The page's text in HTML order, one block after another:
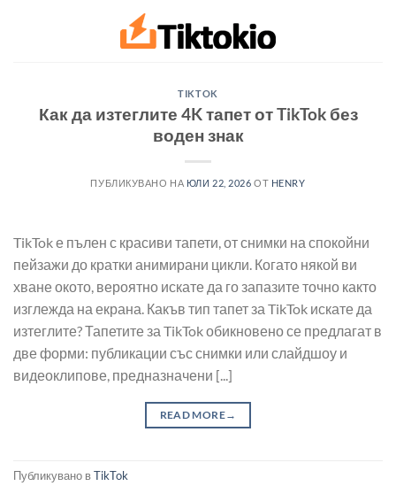
TIKTOK
Как да изтеглите 4K тапет от TikTok без
воден знак
ПУБЛИКУВАНО НА ЮЛИ 22, 2026 ОТ HENRY
TikTok е пълен с красиви тапети, от снимки на спокойни
пейзажи до кратки анимирани цикли. Когато някой ви
хване окото, вероятно искате да го запазите точно както
изглежда на екрана. Какъв тип тапет за TikTok искате да
изтеглите? Тапетите за TikTok обикновено се предлагат в
две форми: публикации със снимки или слайдшоу и
видеоклипове, предназначени [...]
READ MORE→
Публикувано вTikTok